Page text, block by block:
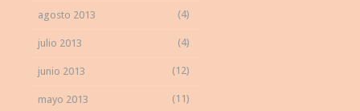
agosto 2013 (4)
julio 2013 (4)
junio 2013 (12)
mayo 2013 (11)